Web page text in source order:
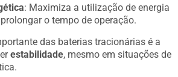
: Maximiza a utilização de energia
o tempo de operação.
das baterias tracionárias é a
estabilidade , mesmo em situações de